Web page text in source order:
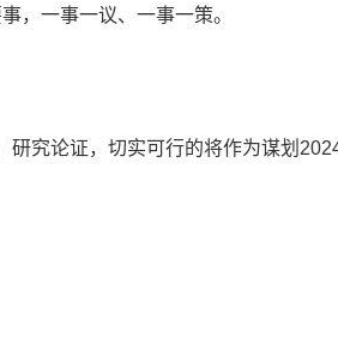
，一事一议、一事一策。
论证，切实可行的将作为谋划